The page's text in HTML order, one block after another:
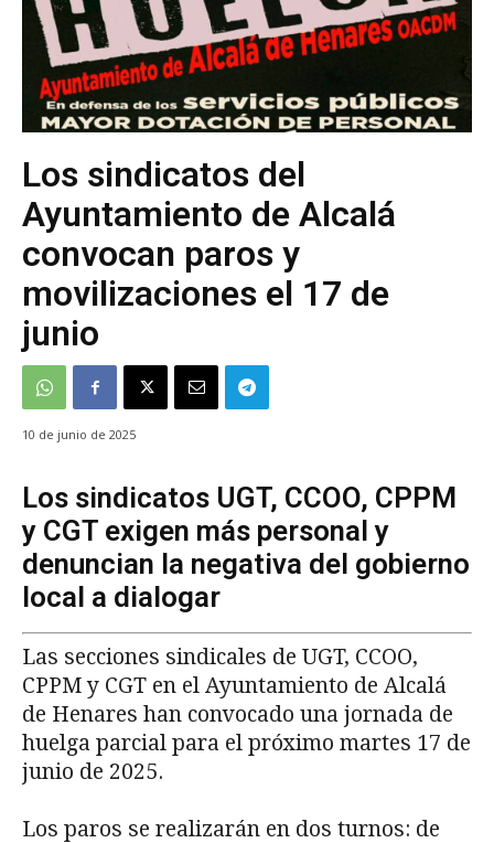
Los sindicatos del
Ayuntamiento de Alcalá
convocan paros y
movilizaciones el 17 de
junio
10 de junio de 2025
Los sindicatos UGT, CCOO, CPPM
y CGT exigen más personal y
denuncian la negativa del gobierno
local a dialogar
Las secciones sindicales de UGT, CCOO,
CPPM y CGT en el Ayuntamiento de Alcalá
de Henares han convocado una jornada de
huelga parcial para el próximo martes 17 de
junio de 2025.
Los paros se realizarán en dos turnos: de